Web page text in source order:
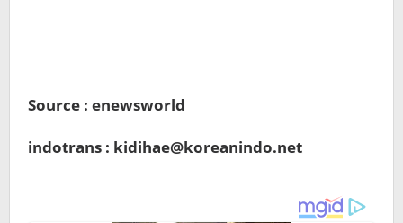
Source : enewsworld
indotrans : kidihae@koreanindo.net